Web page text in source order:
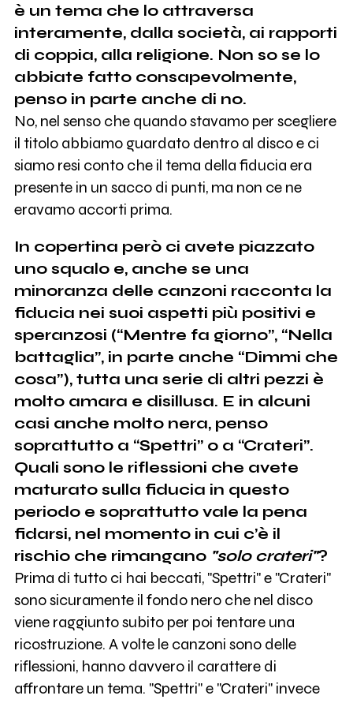
è un tema che lo attraversa
interamente, dalla società, ai rapporti
di coppia, alla religione. Non so se lo
abbiate fatto consapevolmente,
penso in parte anche di no.
No, nel senso che quando stavamo per scegliere
il titolo abbiamo guardato dentro al disco e ci
siamo resi conto che il tema della fiducia era
presente in un sacco di punti, ma non ce ne
eravamo accorti prima.
In copertina però ci avete piazzato
uno squalo e, anche se una
minoranza delle canzoni racconta la
fiducia nei suoi aspetti più positivi e
speranzosi (“Mentre fa giorno”, “Nella
battaglia”, in parte anche “Dimmi che
cosa”), tutta una serie di altri pezzi è
molto amara e disillusa. E in alcuni
casi anche molto nera, penso
soprattutto a “Spettri” o a “Crateri”.
Quali sono le riflessioni che avete
maturato sulla fiducia in questo
periodo e soprattutto vale la pena
fidarsi, nel momento in cui c’è il
rischio che rimangano "solo crateri"?
Prima di tutto ci hai beccati, "Spettri" e "Crateri"
sono sicuramente il fondo nero che nel disco
viene raggiunto subito per poi tentare una
ricostruzione. A volte le canzoni sono delle
riflessioni, hanno davvero il carattere di
affrontare un tema. "Spettri" e "Crateri" invece